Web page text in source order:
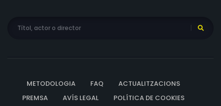
METODOLOGIA FAQ
ACTUALITZACIONS
PREMSA
AVÍS LEGAL
POLÍTICA DE COOKIES